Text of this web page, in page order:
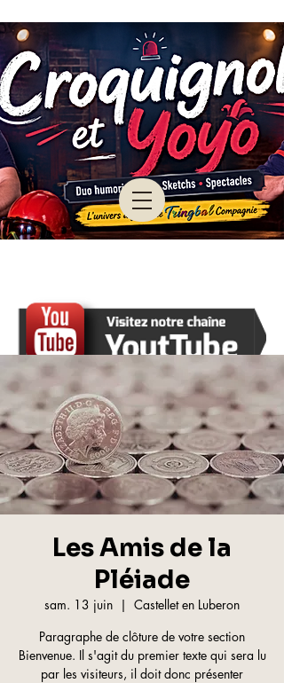
Les Amis de la
Pléiade
sam. 13 juin
  |
Castellet en Luberon
Paragraphe de clôture de votre section
Bienvenue. Il s'agit du premier texte qui sera lu
par les visiteurs, il doit donc présenter